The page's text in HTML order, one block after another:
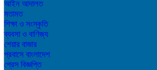
আইন আদালত
মতামত
শিক্ষা ও সংস্কৃতি
ব্যবসা ও বাণিজ্য
শেয়ার বাজার
প্রবাসে বাংলাদেশ
প্রেস বিজ্ঞপ্তি